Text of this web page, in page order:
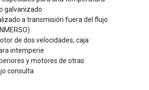
galvanizado
a transmisión fuera del flujo
de dos velocidades, caja
intemperie
y motores de otras
consulta